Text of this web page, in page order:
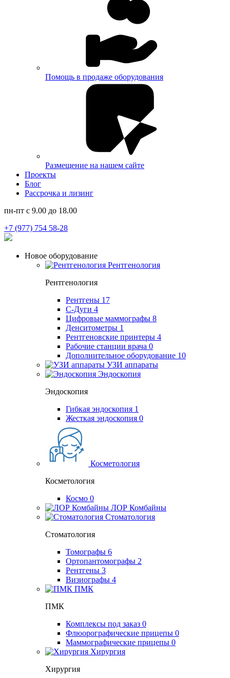
Помощь в продаже оборудования
Размещение на нашем сайте
Проекты
Блог
Рассрочка и лизинг
пн-пт с 9.00 до 18.00
+7 (977) 754 58-28
Новое оборудование
Рентгенология
Рентгенология
Рентгены 17
С-Дуги 4
Цифровые маммографы 8
Денситометры 1
Рентгеновские принтеры 4
Рабочие станции врача 0
Дополнительное оборудование 10
УЗИ аппараты
Эндоскопия
Эндоскопия
Гибкая эндоскопия 1
Жесткая эндоскопия 0
Косметология
Косметология
Космо 0
ЛОР Комбайны
Стоматология
Стоматология
Томографы 6
Ортопантомографы 2
Рентгены 3
Визиографы 4
ПМК
ПМК
Комплексы под заказ 0
Флюорографические прицепы 0
Маммографические прицепы 0
Хирургия
Хирургия